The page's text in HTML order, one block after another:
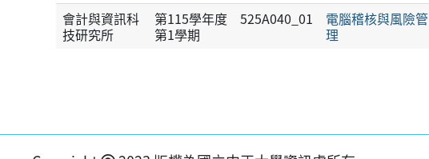
會計與資訊科
技研究所
第115學年度
第1學期
525A040_01
電腦稽核與風險管
理